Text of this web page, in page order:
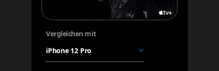
Vergleichen mitdeinem